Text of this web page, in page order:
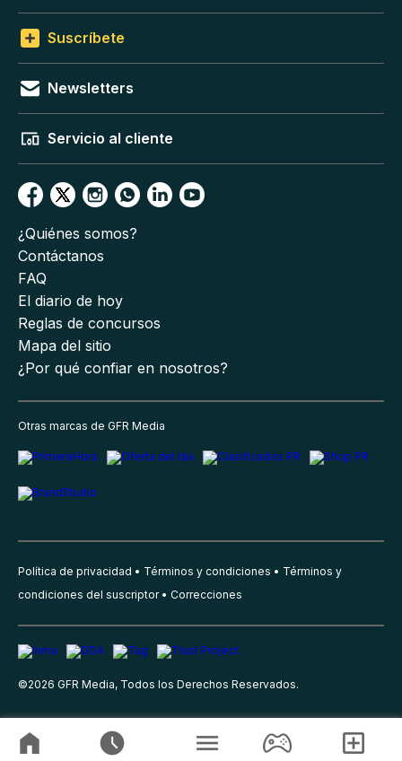
Suscríbete
Newsletters
Servicio al cliente
¿Quiénes somos?
Contáctanos
FAQ
El diario de hoy
Reglas de concursos
Mapa del sitio
¿Por qué confiar en nosotros?
Otras marcas de GFR Media
Política de privacidad Términos y condiciones
Términos y
condiciones del suscriptor
Correcciones
©2026 GFR Media, Todos los Derechos Reservados.